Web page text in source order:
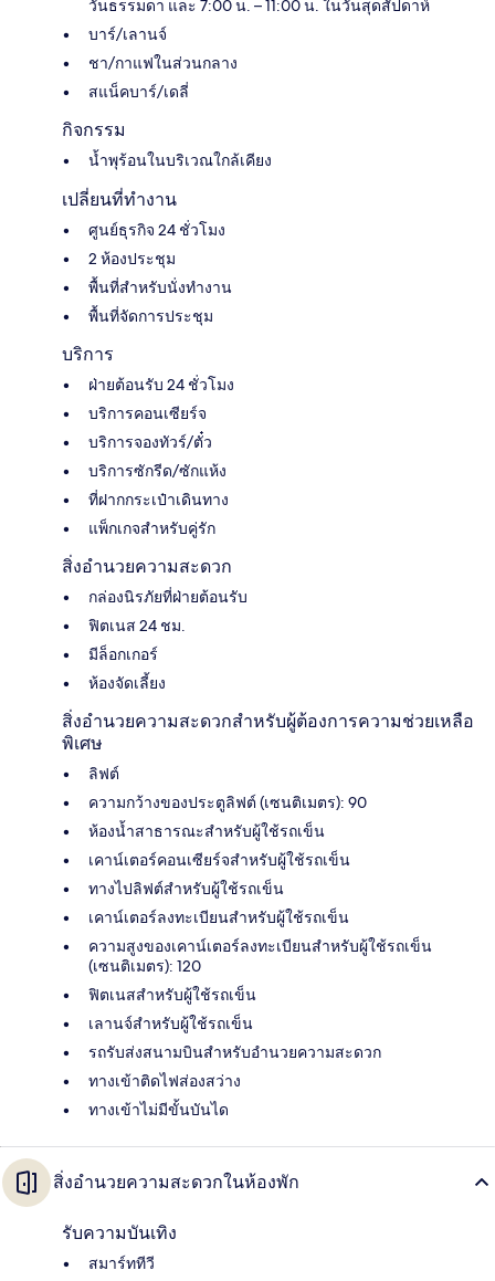
วันธรรมดา และ 7:00 น. – 11:00 น. ในวันสุดสัปดาห์
บาร์/เลานจ์
ชา/กาแฟในส่วนกลาง
สแน็คบาร์/เดลี่
กิจกรรม
น้ำพุร้อนในบริเวณใกล้เคียง
เปลี่ยนที่ทำงาน
ศูนย์ธุรกิจ 24 ชั่วโมง
2 ห้องประชุม
พื้นที่สำหรับนั่งทำงาน
พื้นที่จัดการประชุม
บริการ
ฝ่ายต้อนรับ 24 ชั่วโมง
บริการคอนเซียร์จ
บริการจองทัวร์/ตั๋ว
บริการซักรีด/ซักแห้ง
ที่ฝากกระเป๋าเดินทาง
แพ็กเกจสำหรับคู่รัก
สิ่งอำนวยความสะดวก
กล่องนิรภัยที่ฝ่ายต้อนรับ
ฟิตเนส 24 ชม.
มีล็อกเกอร์
ห้องจัดเลี้ยง
สิ่งอำนวยความสะดวกสำหรับผู้ต้องการความช่วยเหลือ
พิเศษ
ลิฟต์
ความกว้างของประตูลิฟต์ (เซนติเมตร): 90
ห้องน้ำสาธารณะสำหรับผู้ใช้รถเข็น
เคาน์เตอร์คอนเซียร์จสำหรับผู้ใช้รถเข็น
ทางไปลิฟต์สำหรับผู้ใช้รถเข็น
เคาน์เตอร์ลงทะเบียนสำหรับผู้ใช้รถเข็น
ความสูงของเคาน์เตอร์ลงทะเบียนสำหรับผู้ใช้รถเข็น
(เซนติเมตร): 120
ฟิตเนสสำหรับผู้ใช้รถเข็น
เลานจ์สำหรับผู้ใช้รถเข็น
รถรับส่งสนามบินสำหรับอำนวยความสะดวก
ทางเข้าติดไฟส่องสว่าง
ทางเข้าไม่มีขั้นบันได
สิ่งอำนวยความสะดวกในห้องพัก
รับความบันเทิง
สมาร์ททีวี